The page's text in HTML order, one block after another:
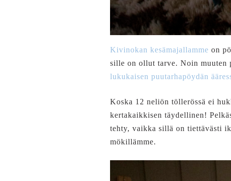
Kivinokan kesämajallamme on
sille on ollut tarve. Noin
lukukaisen puutarhapöydän
Koska 12 neliön töllerössä ei
kertakaikkisen täydellinen!
tehty, vaikka sillä on tiettävästi
mökillämme.